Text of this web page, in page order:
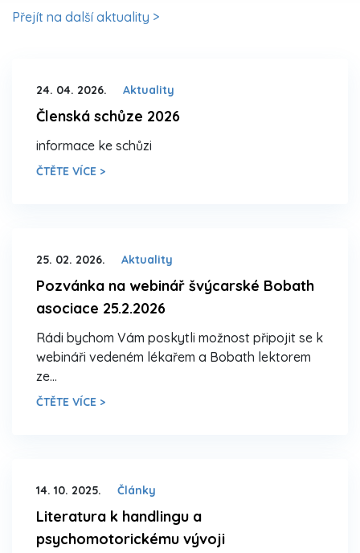
Přejít na další aktuality >
24. 04. 2026. Aktuality
Členská schůze 2026
informace ke schůzi
ČTĚTE VÍCE >
25. 02. 2026. Aktuality
Pozvánka na webinář švýcarské Bobath
asociace 25.2.2026
Rádi bychom Vám poskytli možnost připojit se k
webináři vedeném lékařem a Bobath lektorem
ze…
ČTĚTE VÍCE >
14. 10. 2025. Články
Literatura k handlingu a
psychomotorickému vývoji